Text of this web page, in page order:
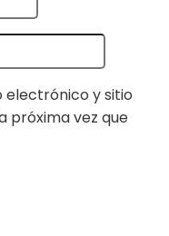
y sitio
próxima vez que